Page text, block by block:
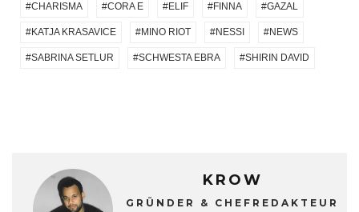
CHARISMA CORA E ELIF FINNA GAZAL
KATJA KRASAVICE MINO RIOT NESSI NEWS
SABRINA SETLUR SCHWESTA EBRA SHIRIN DAVID
KROW
GRÜNDER & CHEFREDAKTEUR